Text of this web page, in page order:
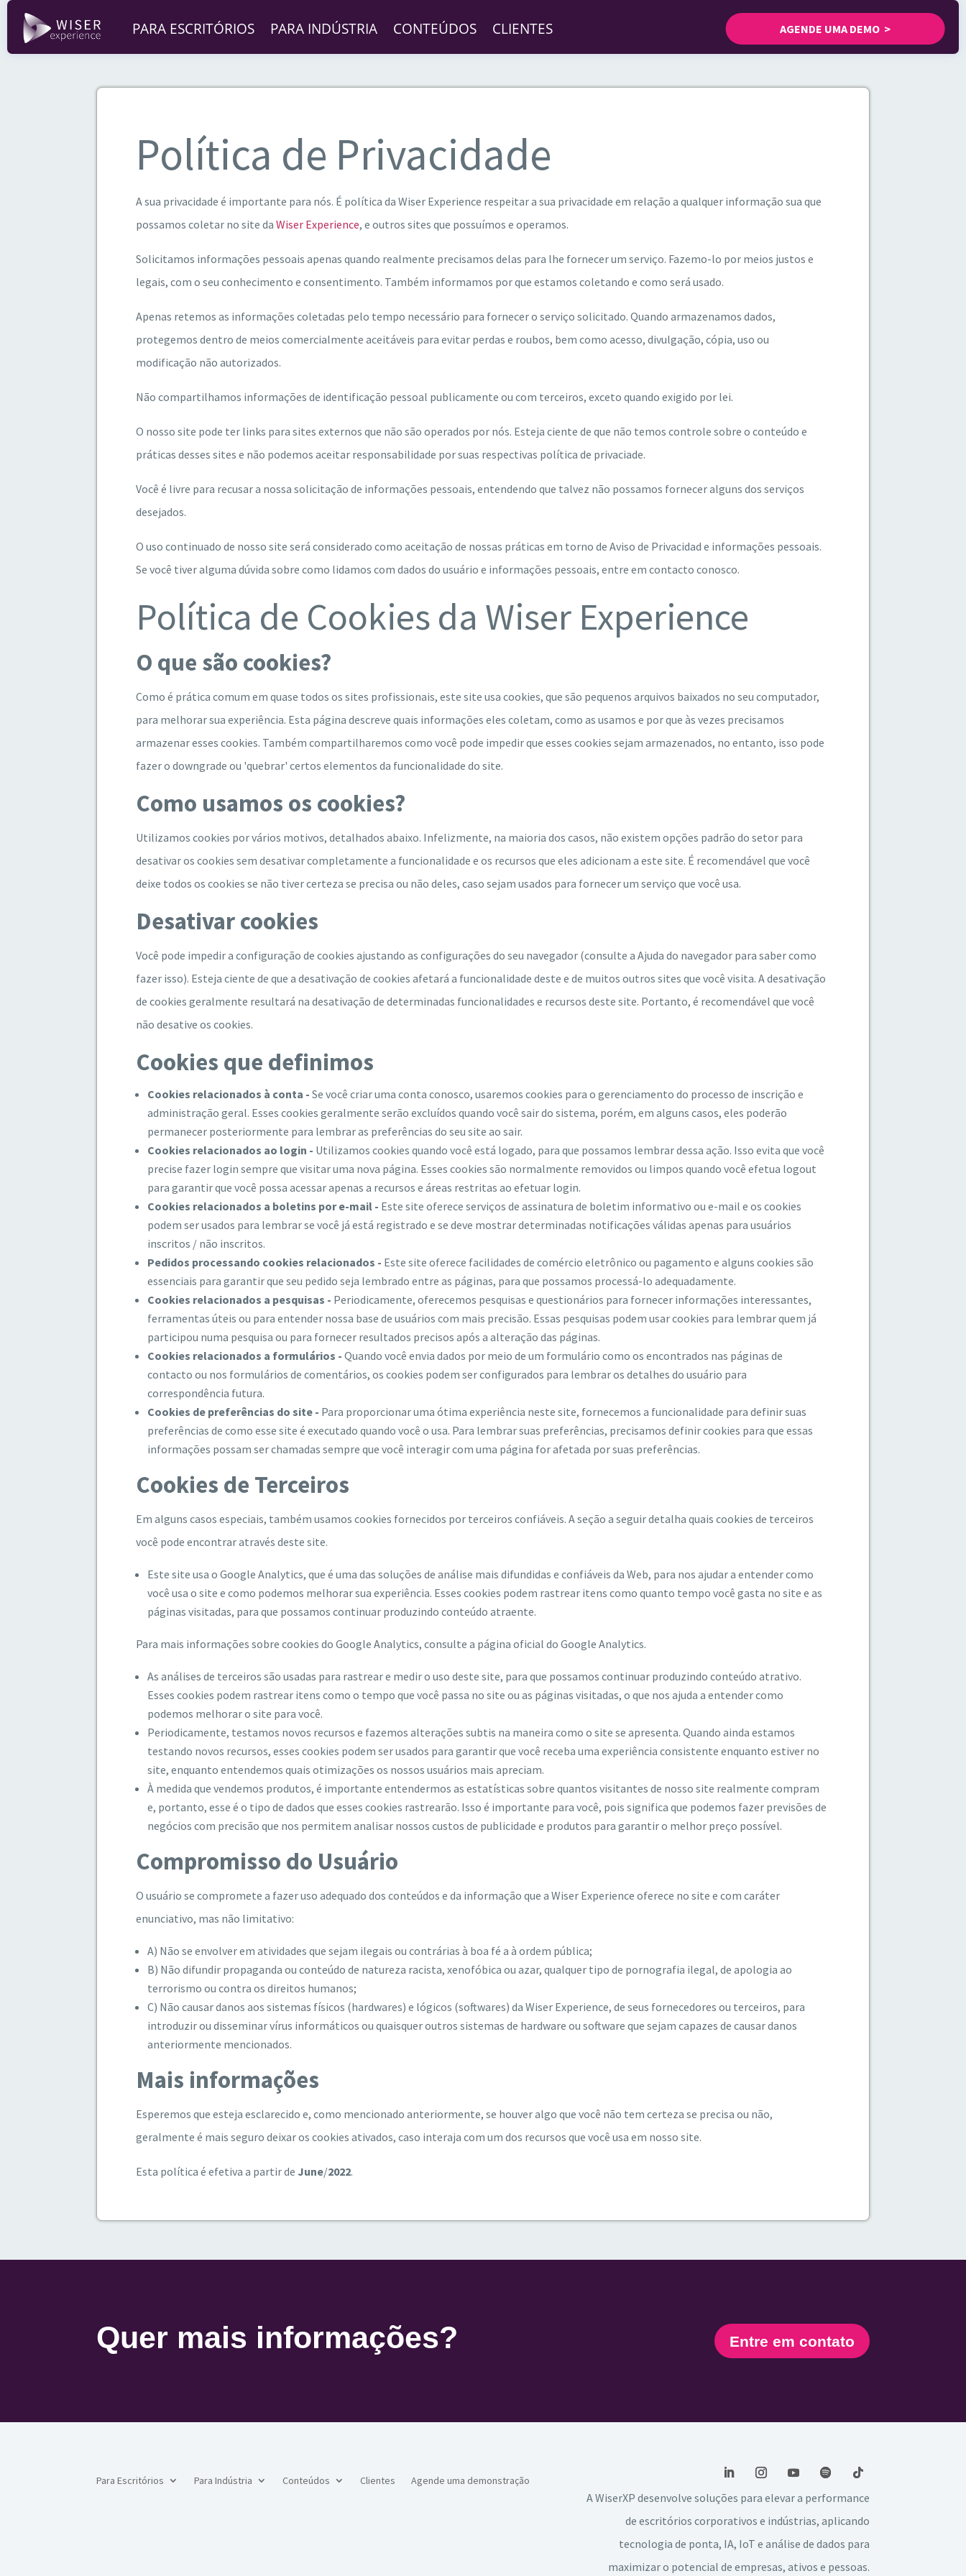
PARA ESCRITÓRIOS PARA INDÚSTRIA CONTEÚDOS CLIENTES AGENDE UMA DEMO >
Política de Privacidade
A sua privacidade é importante para nós. É política da Wiser Experience respeitar a sua privacidade em relação a qualquer informação sua que
possamos coletar no site daWiser Experience, e outros sites que possuímos e operamos.
Solicitamos informações pessoais apenas quando realmente precisamos delas para lhe fornecer um serviço. Fazemo-lo por meios justos e
legais, com o seu conhecimento e consentimento. Também informamos por que estamos coletando e como será usado.
Apenas retemos as informações coletadas pelo tempo necessário para fornecer o serviço solicitado. Quando armazenamos dados,
protegemos dentro de meios comercialmente aceitáveis ​​para evitar perdas e roubos, bem como acesso, divulgação, cópia, uso ou
modificação não autorizados.
Não compartilhamos informações de identificação pessoal publicamente ou com terceiros, exceto quando exigido por lei.
O nosso site pode ter links para sites externos que não são operados por nós. Esteja ciente de que não temos controle sobre o conteúdo e
práticas desses sites e não podemos aceitar responsabilidade por suas respectivas política de privaciade.
Você é livre para recusar a nossa solicitação de informações pessoais, entendendo que talvez não possamos fornecer alguns dos serviços
desejados.
O uso continuado de nosso site será considerado como aceitação de nossas práticas em torno deAviso de Privacidad e informações pessoais.
Se você tiver alguma dúvida sobre como lidamos com dados do usuário e informações pessoais, entre em contacto conosco.
Política de Cookies da Wiser Experience
O que são cookies?
Como é prática comum em quase todos os sites profissionais, este site usa cookies, que são pequenos arquivos baixados no seu computador,
para melhorar sua experiência. Esta página descreve quais informações eles coletam, como as usamos e por que às vezes precisamos
armazenar esses cookies. Também compartilharemos como você pode impedir que esses cookies sejam armazenados, no entanto, isso pode
fazer o downgrade ou 'quebrar' certos elementos da funcionalidade do site.
Como usamos os cookies?
Utilizamos cookies por vários motivos, detalhados abaixo. Infelizmente, na maioria dos casos, não existem opções padrão do setor para
desativar os cookies sem desativar completamente a funcionalidade e os recursos que eles adicionam a este site. É recomendável que você
deixe todos os cookies se não tiver certeza se precisa ou não deles, caso sejam usados ​​para fornecer um serviço que você usa.
Desativar cookies
Você pode impedir a configuração de cookies ajustando as configurações do seu navegador (consulte a Ajuda do navegador para saber como
fazer isso). Esteja ciente de que a desativação de cookies afetará a funcionalidade deste e de muitos outros sites que você visita. A desativação
de cookies geralmente resultará na desativação de determinadas funcionalidades e recursos deste site. Portanto, é recomendável que você
não desative os cookies.
Cookies que definimos
Cookies relacionados à conta - Se você criar uma conta conosco, usaremos cookies para o gerenciamento do processo de inscrição e
administração geral. Esses cookies geralmente serão excluídos quando você sair do sistema, porém, em alguns casos, eles poderão
permanecer posteriormente para lembrar as preferências do seu site ao sair.
Cookies relacionados ao login - Utilizamos cookies quando você está logado, para que possamos lembrar dessa ação. Isso evita que você
precise fazer login sempre que visitar uma nova página. Esses cookies são normalmente removidos ou limpos quando você efetua logout
para garantir que você possa acessar apenas a recursos e áreas restritas ao efetuar login.
Cookies relacionados a boletins por e-mail - Este site oferece serviços de assinatura de boletim informativo ou e-mail e os cookies
podem ser usados ​​para lembrar se você já está registrado e se deve mostrar determinadas notificações válidas apenas para usuários
inscritos / não inscritos.
Pedidos processando cookies relacionados - Este site oferece facilidades de comércio eletrônico ou pagamento e alguns cookies são
essenciais para garantir que seu pedido seja lembrado entre as páginas, para que possamos processá-lo adequadamente.
Cookies relacionados a pesquisas - Periodicamente, oferecemos pesquisas e questionários para fornecer informações interessantes,
ferramentas úteis ou para entender nossa base de usuários com mais precisão. Essas pesquisas podem usar cookies para lembrar quem já
participou numa pesquisa ou para fornecer resultados precisos após a alteração das páginas.
Cookies relacionados a formulários - Quando você envia dados por meio de um formulário como os encontrados nas páginas de
contacto ou nos formulários de comentários, os cookies podem ser configurados para lembrar os detalhes do usuário para
correspondência futura.
Cookies de preferências do site - Para proporcionar uma ótima experiência neste site, fornecemos a funcionalidade para definir suas
preferências de como esse site é executado quando você o usa. Para lembrar suas preferências, precisamos definir cookies para que essas
informações possam ser chamadas sempre que você interagir com uma página for afetada por suas preferências.
Cookies de Terceiros
Em alguns casos especiais, também usamos cookies fornecidos por terceiros confiáveis. A seção a seguir detalha quais cookies de terceiros
você pode encontrar através deste site.
Este site usa o Google Analytics, que é uma das soluções de análise mais difundidas e confiáveis ​​da Web, para nos ajudar a entender como
você usa o site e como podemos melhorar sua experiência. Esses cookies podem rastrear itens como quanto tempo você gasta no site e as
páginas visitadas, para que possamos continuar produzindo conteúdo atraente.
Para mais informações sobre cookies do Google Analytics, consulte a página oficial do Google Analytics.
As análises de terceiros são usadas para rastrear e medir o uso deste site, para que possamos continuar produzindo conteúdo atrativo.
Esses cookies podem rastrear itens como o tempo que você passa no site ou as páginas visitadas, o que nos ajuda a entender como
podemos melhorar o site para você.
Periodicamente, testamos novos recursos e fazemos alterações subtis na maneira como o site se apresenta. Quando ainda estamos
testando novos recursos, esses cookies podem ser usados ​​para garantir que você receba uma experiência consistente enquanto estiver no
site, enquanto entendemos quais otimizações os nossos usuários mais apreciam.
À medida que vendemos produtos, é importante entendermos as estatísticas sobre quantos visitantes de nosso site realmente compram
e, portanto, esse é o tipo de dados que esses cookies rastrearão. Isso é importante para você, pois significa que podemos fazer previsões de
negócios com precisão que nos permitem analisar nossos custos de publicidade e produtos para garantir o melhor preço possível.
Compromisso do Usuário
O usuário se compromete a fazer uso adequado dos conteúdos e da informação que a Wiser Experience oferece no site e com caráter
enunciativo, mas não limitativo:
A) Não se envolver em atividades que sejam ilegais ou contrárias à boa fé a à ordem pública;
B) Não difundir propaganda ou conteúdo de natureza racista, xenofóbica ou azar, qualquer tipo de pornografia ilegal, de apologia ao
terrorismo ou contra os direitos humanos;
C) Não causar danos aos sistemas físicos (hardwares) e lógicos (softwares) da Wiser Experience, de seus fornecedores ou terceiros, para
introduzir ou disseminar vírus informáticos ou quaisquer outros sistemas de hardware ou software que sejam capazes de causar danos
anteriormente mencionados.
Mais informações
Esperemos que esteja esclarecido e, como mencionado anteriormente, se houver algo que você não tem certeza se precisa ou não,
geralmente é mais seguro deixar os cookies ativados, caso interaja com um dos recursos que você usa em nosso site.
Esta política é efetiva a partir de June/2022.
Quer mais informações? Entre em contato
Para Escritórios Para Indústria Conteúdos Clientes Agende uma demonstração
A WiserXP desenvolve soluções para elevar a performance
de escritórios corporativos e indústrias, aplicando
tecnologia de ponta, IA, IoT e análise de dados para
maximizar o potencial de empresas, ativos e pessoas.